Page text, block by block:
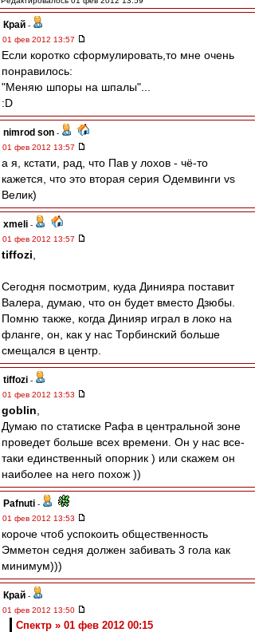
Край -
01 фев 2012 13:57
Если коротко сформулировать,то мне очень
понравилось:
"Меняю шпоры на шпалы"...
:D
nimrod son -
01 фев 2012 13:57
а я, кстати, рад, что Пав у лохов - чё-то
кажется, что это вторая серия Одемвинги vs
Велик)
xmeli -
01 фев 2012 13:57
tiffozi
Сегодня посмотрим, куда Динияра поставит
Валера, думаю, что он будет вместо Дзюбы.
Помню также, когда Динияр играл в локо на
фланге, он, как у нас Торбинский больше
смещался в центр.
tiffozi -
01 фев 2012 13:53
goblin
Думаю по статиске Рафа в центральной зоне
проведет больше всех времени. Он у нас все-
таки единственный опорник ) или скажем он
наиболее на него похож ))
Pafnuti -
01 фев 2012 13:53
короче чтоб успокоить общественность
Эмметон седня должен забивать 3 гола как
минимум)))
Край -
01 фев 2012 13:50
Спектр » 01 фев 2012 00:15